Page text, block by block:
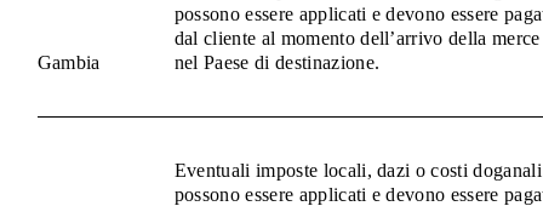
Gambia
possono essere applicati e devono essere
dal cliente al momento dell’arrivo della merce
nel Paese di destinazione.
Eventuali imposte locali, dazi o costi doganali
possono essere applicati e devono essere